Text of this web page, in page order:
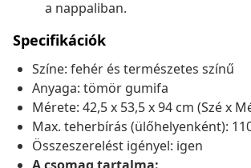
a nappaliban.
Specifikációk
Színe: fehér és természetes színű
Anyaga: tömör gumifa
Mérete: 42,5 x 53,5 x 94 cm (Szé x
Max. teherbírás (ülőhelyenként):
Összeszerelést igényel: igen